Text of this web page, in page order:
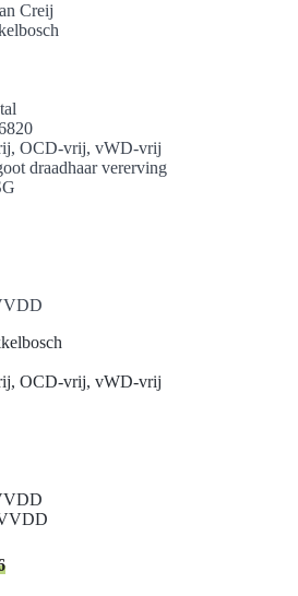
Creij
OCD-vrij, vWD-vrij
draadhaar vererving
OCD-vrij, vWD-vrij